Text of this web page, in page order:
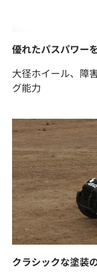
優れたパスパワー
大径ホイール、障
グ能力
クラシックな塗装